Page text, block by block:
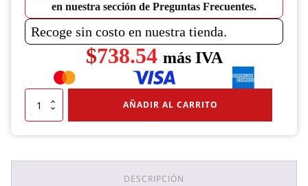
en nuestra sección de Preguntas Frecuentes.
Recoge sin costo en nuestra tienda.
$738.54 más IVA
Tarima
Gris
AÑADIR AL CARRITO
DESCRIPCIÓN